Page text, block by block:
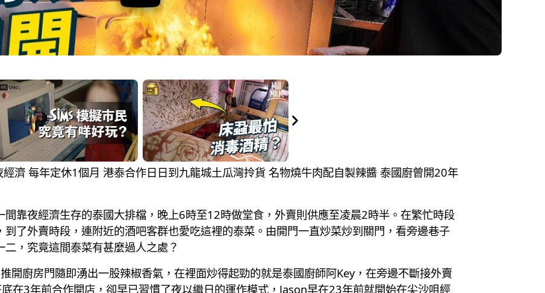
濟 每年定休1個月 港泰合作日日到九龍城土瓜灣拎貨 名物燒牛肉配自製辣醬 泰國廚曾開20年
靠夜經濟生存的泰國大排檔，晚上6時至12時做堂食，外賣則供應至凌晨2時半。在繁忙時段
了外賣時段，連附近的酒吧客群也愛吃這裡的泰菜。由開門一直炒菜炒到關門，看旁邊巷子
，究竟這間泰菜有甚麼過人之處？
開廚房門隨即湧出一股辣椒香氣，在裡面炒得起勁的就是泰國廚師阿Key，在旁邊不斷接外賣
在3年前合作開店，卻早已習慣了夜以繼日的運作模式，Jason早在23年前就開始在尖沙咀經